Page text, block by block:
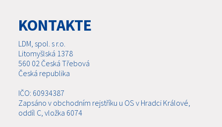
KONTAKTE
LDM, spol. s r.o.
Litomyšlská 1378
560 02 Česká Třebová
Česká republika
IČO: 60934387
Zapsáno v obchodním rejstříku u OS v Hradci Králové,
oddíl C, vložka 6074